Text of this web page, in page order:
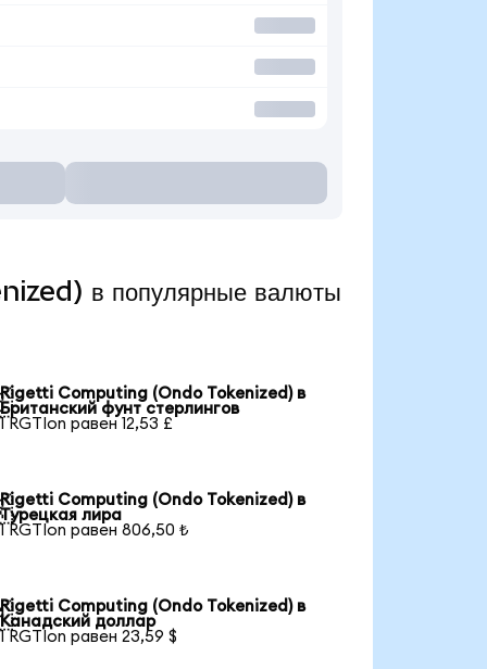
в популярные валюты
Rigetti Computing (Ondo Tokenized) в
Британский фунт стерлингов
1 RGTIon равен 12,53 £
Rigetti Computing (Ondo Tokenized) в
Турецкая лира
1 RGTIon равен 806,50 ₺
Rigetti Computing (Ondo Tokenized) в
Канадский доллар
1 RGTIon равен 23,59 $